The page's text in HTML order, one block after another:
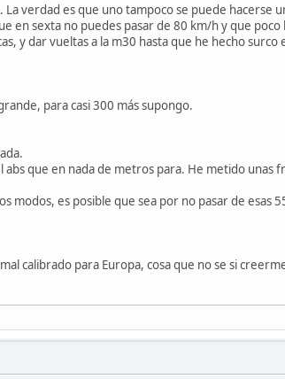
verdad es que uno tampoco se puede hacerse
en sexta no puedes pasar de 80 km/h y que
y dar vueltas a la m30 hasta que he hecho surco
para casi 300 más supongo.
que en nada de metros para. He metido unas
modos, es posible que sea por no pasar de esas
calibrado para Europa, cosa que no se si